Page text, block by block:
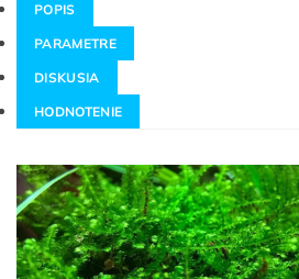
POPIS
PARAMETRE
DISKUSIA
HODNOTENIE